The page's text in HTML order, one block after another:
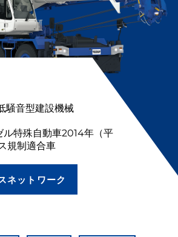
騒音型建設機械
ル特殊自動車2014年（平
規制適合車
ネットワーク